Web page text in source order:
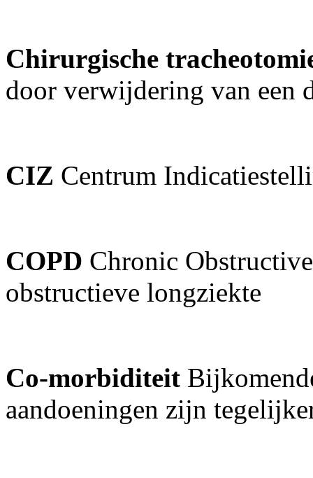
Chirurgische
door verwijdering van een
CIZ Centrum
COPD Chronic
obstructieve longziekte
Co-morbiditeit
aandoeningen zijn